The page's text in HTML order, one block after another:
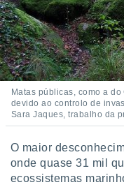
utilizar
criar
medir
da
medir o
dos
Matas públicas, como a
devido ao controlo de
Sara Jaques, trabalho da
O maior
onde quase 31 mil
ecossistemas